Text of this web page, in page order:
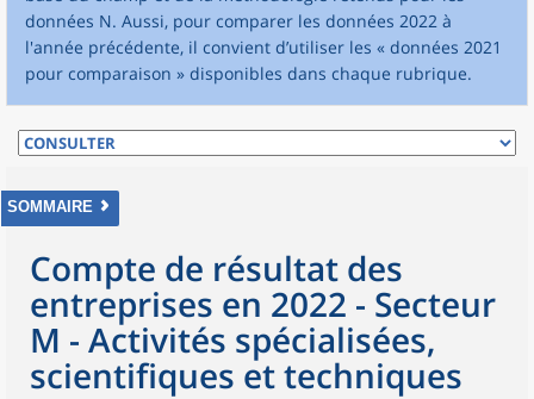
données N. Aussi, pour comparer les données 2022 à
l'année précédente, il convient d’utiliser les « données 2021
pour comparaison » disponibles dans chaque rubrique.
SOMMAIRE
Compte de résultat des
entreprises en 2022 - Secteur
M - Activités spécialisées,
scientifiques et techniques